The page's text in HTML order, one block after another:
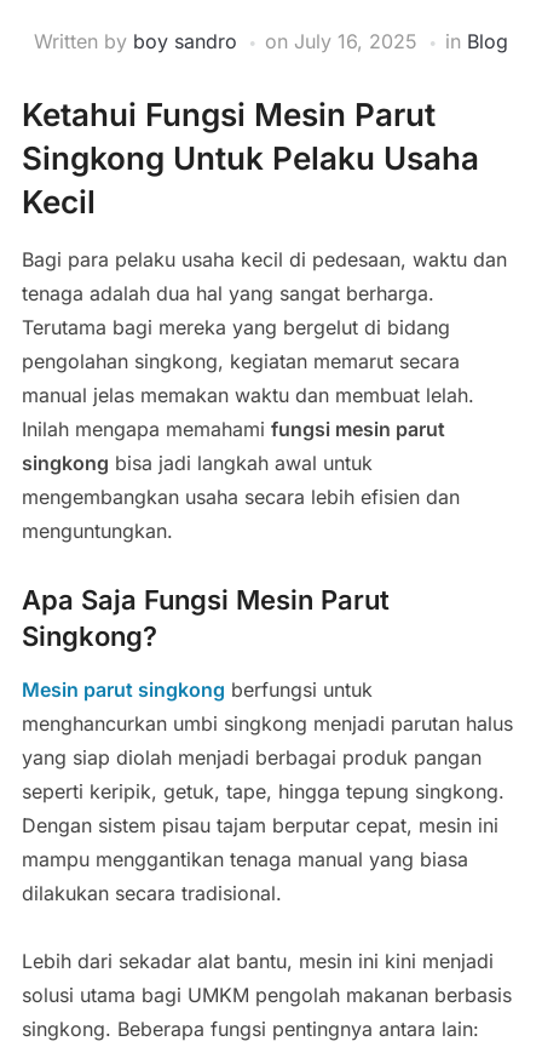
Written by boy sandro on July 16, 2025 in Blog
Ketahui Fungsi Mesin Parut
Singkong Untuk Pelaku Usaha
Kecil
Bagi para pelaku usaha kecil di pedesaan, waktu dan
tenaga adalah dua hal yang sangat berharga.
Terutama bagi mereka yang bergelut di bidang
pengolahan singkong, kegiatan memarut secara
manual jelas memakan waktu dan membuat lelah.
Inilah mengapa memahami fungsi mesin parut
singkong bisa jadi langkah awal untuk
mengembangkan usaha secara lebih efisien dan
menguntungkan.
Apa Saja Fungsi Mesin Parut
Singkong?
Mesin parut singkong berfungsi untuk
menghancurkan umbi singkong menjadi parutan halus
yang siap diolah menjadi berbagai produk pangan
seperti keripik, getuk, tape, hingga tepung singkong.
Dengan sistem pisau tajam berputar cepat, mesin ini
mampu menggantikan tenaga manual yang biasa
dilakukan secara tradisional.
Lebih dari sekadar alat bantu, mesin ini kini menjadi
solusi utama bagi UMKM pengolah makanan berbasis
singkong. Beberapa fungsi pentingnya antara lain: